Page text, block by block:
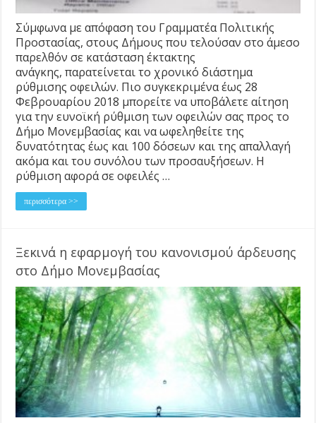
Σύμφωνα με απόφαση του Γραμματέα Πολιτικής
Προστασίας, στους Δήμους που τελούσαν στο άμεσο
παρελθόν σε κατάσταση έκτακτης
ανάγκης, παρατείνεται το χρονικό διάστημα
ρύθμισης οφειλών. Πιο συγκεκριμένα έως 28
Φεβρουαρίου 2018 μπορείτε να υποβάλετε αίτηση
για την ευνοϊκή ρύθμιση των οφειλών σας προς το
Δήμο Μονεμβασίας και να ωφεληθείτε της
δυνατότητας έως και 100 δόσεων και της απαλλαγή
ακόμα και του συνόλου των προσαυξήσεων. Η
ρύθμιση αφορά σε οφειλές …
περισσότερα >>
Ξεκινά η εφαρμογή του κανονισμού άρδευσης
στο Δήμο Μονεμβασίας